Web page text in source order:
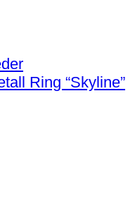
Ring “Skyline”